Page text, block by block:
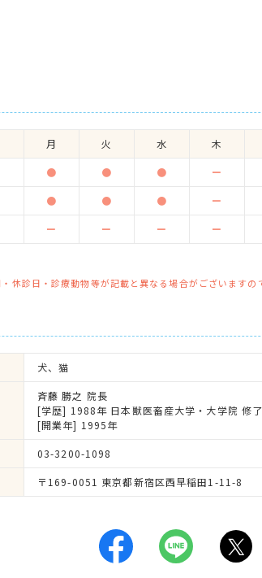
月 火 水 木
● ● ● ー
● ● ● ー
ー ー ー ー
休診日・診療動物等が記載と異なる場合がございますの
犬、猫
斉藤 勝之 院長
[学歴] 1988年 日本獣医畜産大学・大学院 修了
[開業年] 1995年
03-3200-1098
〒169-0051 東京都新宿区西早稲田1-11-8